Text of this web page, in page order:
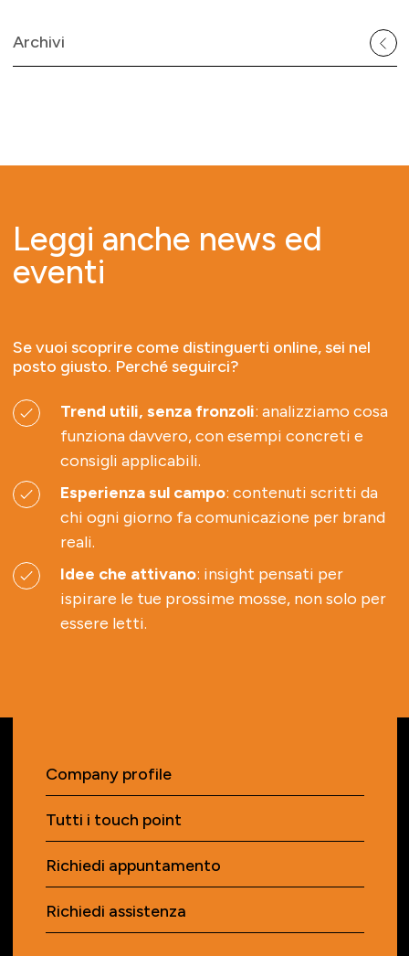
Archivi
Leggi anche news ed
eventi
Se vuoi scoprire come distinguerti online, sei nel
posto giusto. Perché seguirci?
Trend utili, senza fronzoli: analizziamo cosa
funziona davvero, con esempi concreti e
consigli applicabili.
Esperienza sul campo: contenuti scritti da
chi ogni giorno fa comunicazione per brand
reali.
Idee che attivano: insight pensati per
ispirare le tue prossime mosse, non solo per
essere letti.
Company profile
Tutti i touch point
Richiedi appuntamento
Richiedi assistenza